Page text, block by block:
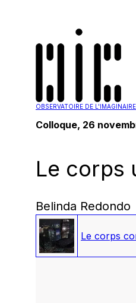
OBSERVATOIRE DE
Colloque, 26
Le corps
Belinda Redondo
Le corps